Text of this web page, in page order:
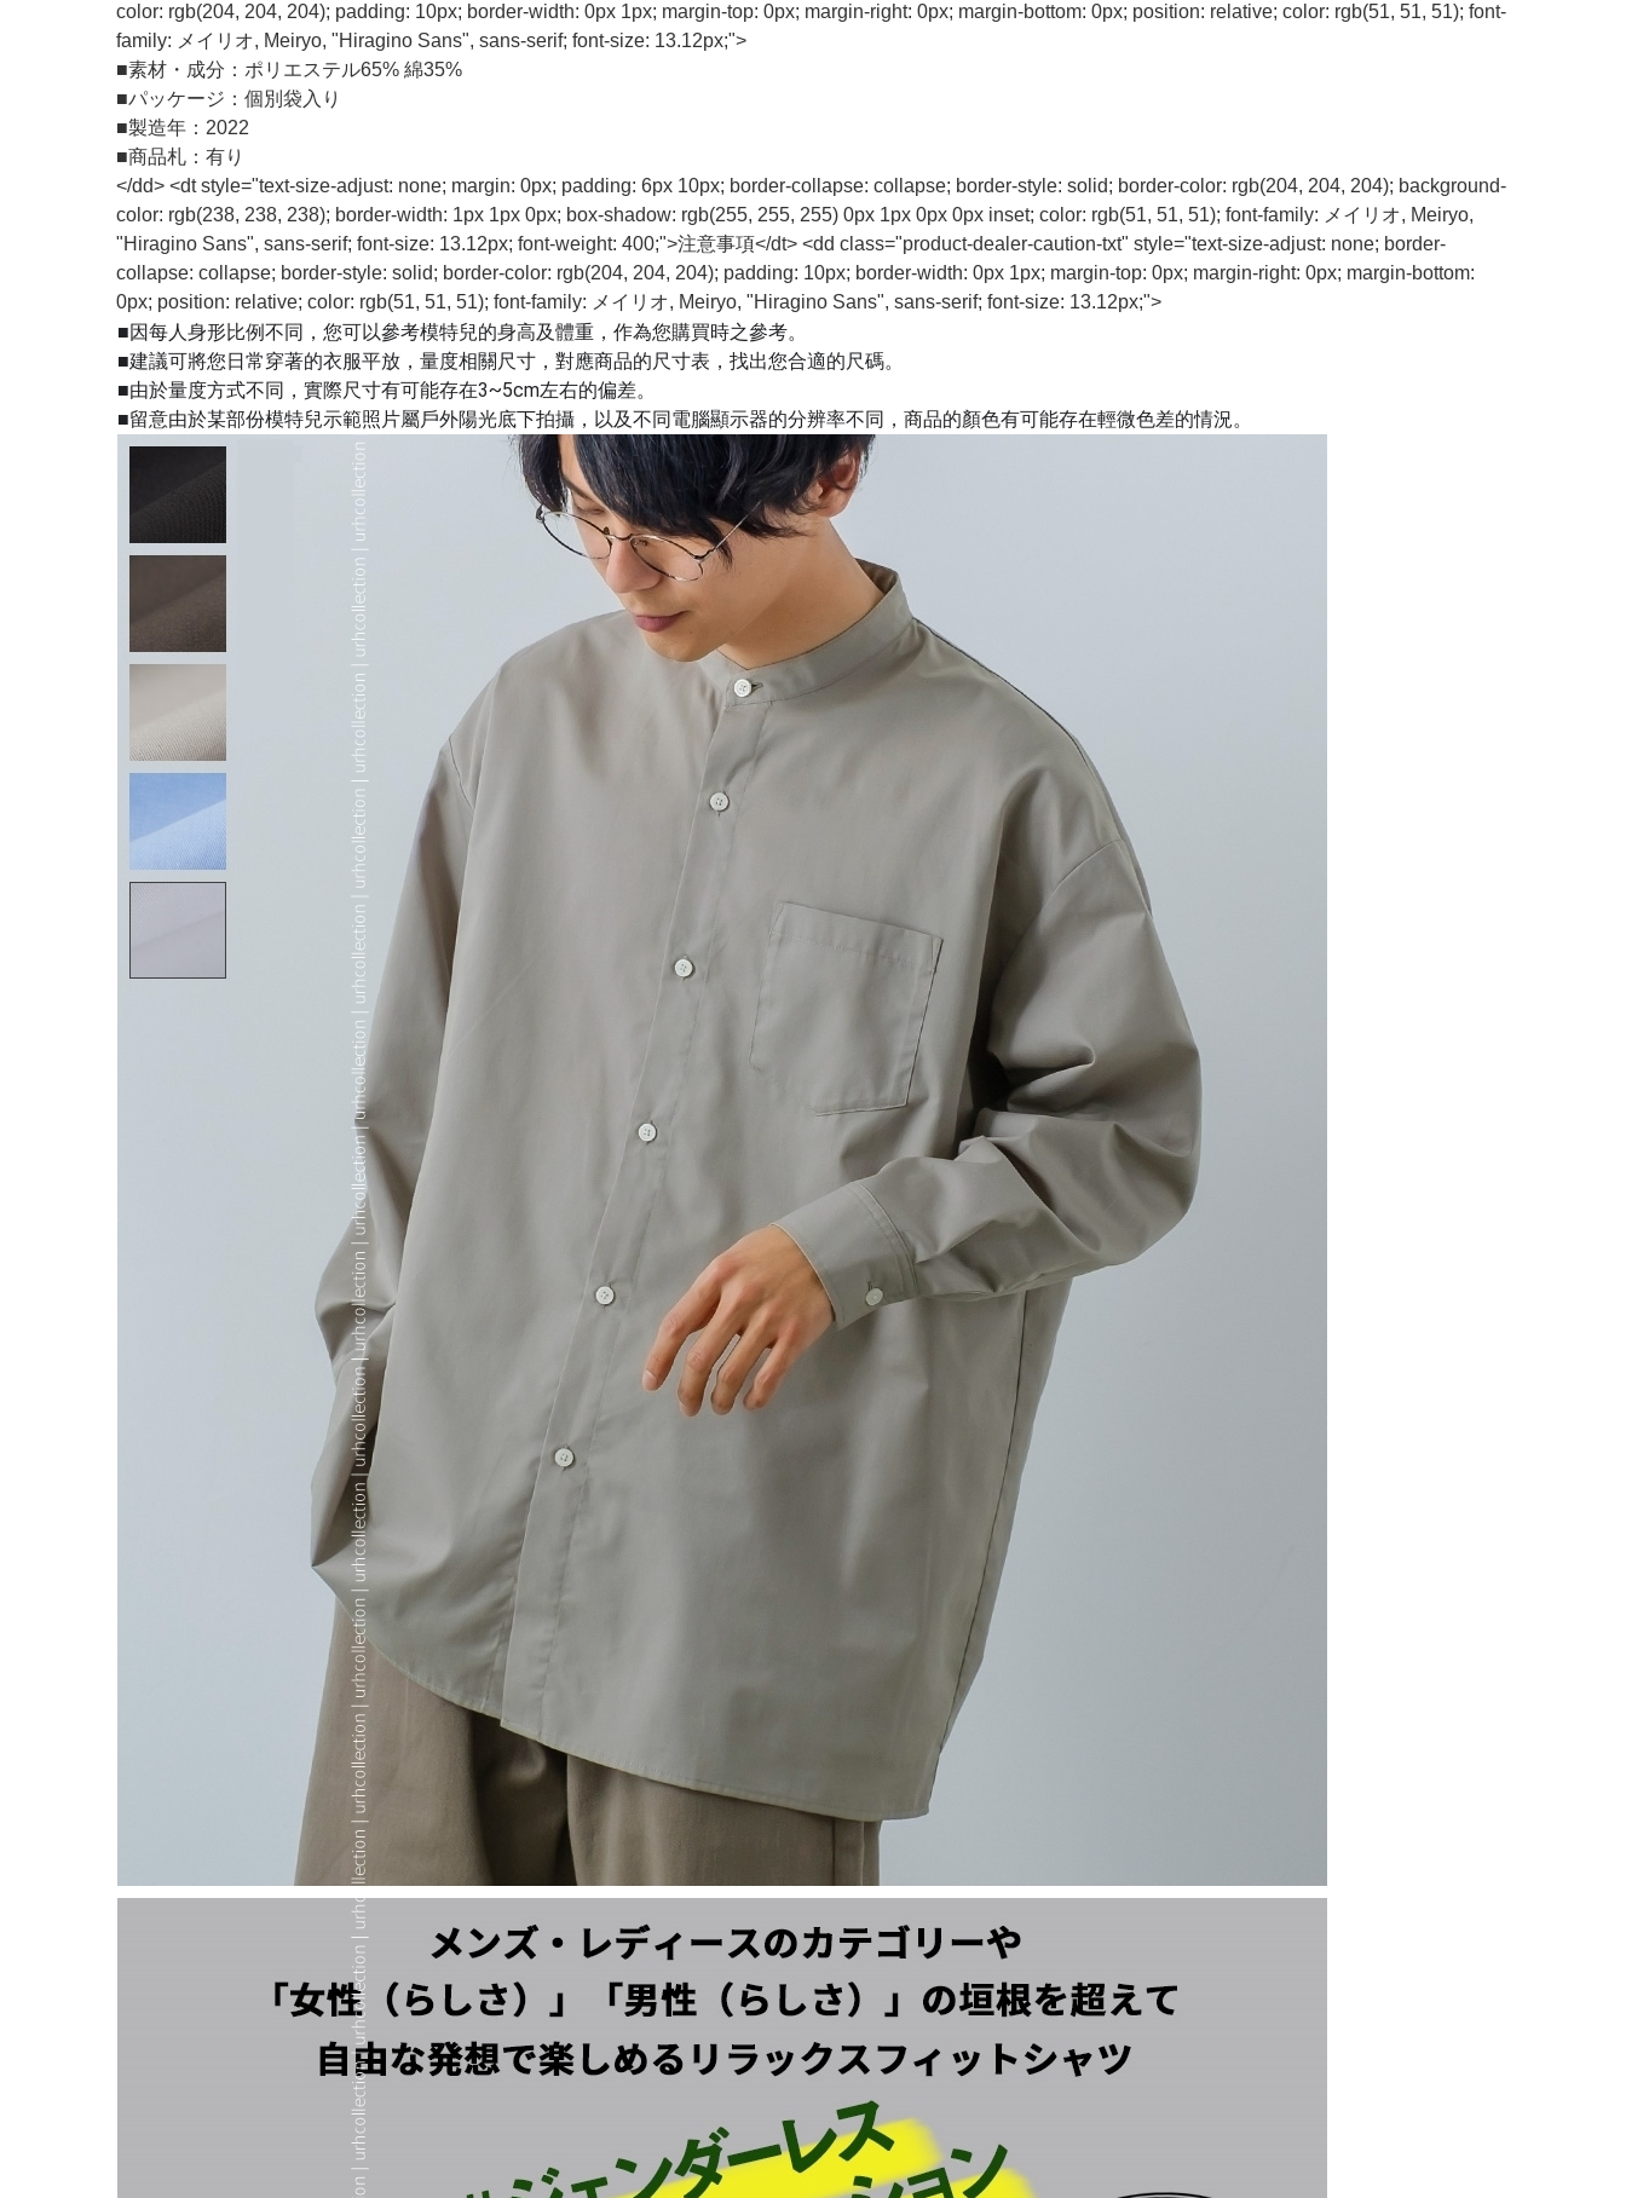
color: rgb(204, 204, 204); padding: 10px; border-width: 0px 1px; margin-top: 0px; margin-right: 0px; margin-bottom: 0px; position: relative; color: rgb(51, 51, 51); font-
family: メイリオ, Meiryo, "Hiragino Sans", sans-serif; font-size: 13.12px;">
■素材・成分：ポリエステル65% 綿35%
■パッケージ：個別袋入り
■製造年：2022
■商品札：有り
</dd> <dt style="text-size-adjust: none; margin: 0px; padding: 6px 10px; border-collapse: collapse; border-style: solid; border-color: rgb(204, 204, 204); background-
color: rgb(238, 238, 238); border-width: 1px 1px 0px; box-shadow: rgb(255, 255, 255) 0px 1px 0px 0px inset; color: rgb(51, 51, 51); font-family: メイリオ, Meiryo,
"Hiragino Sans", sans-serif; font-size: 13.12px; font-weight: 400;">注意事項</dt> <dd class="product-dealer-caution-txt" style="text-size-adjust: none; border-
collapse: collapse; border-style: solid; border-color: rgb(204, 204, 204); padding: 10px; border-width: 0px 1px; margin-top: 0px; margin-right: 0px; margin-bottom:
0px; position: relative; color: rgb(51, 51, 51); font-family: メイリオ, Meiryo, "Hiragino Sans", sans-serif; font-size: 13.12px;">
■因每人身形比例不同，您可以參考模特兒的身高及體重，作為您購買時之參考。
■建議可將您日常穿著的衣服平放，量度相關尺寸，對應商品的尺寸表，找出您合適的尺碼。
■由於量度方式不同，實際尺寸有可能存在3~5cm左右的偏差。
■留意由於某部份模特兒示範照片屬戶外陽光底下拍攝，以及不同電腦顯示器的分辨率不同，商品的顏色有可能存在輕微色差的情況。